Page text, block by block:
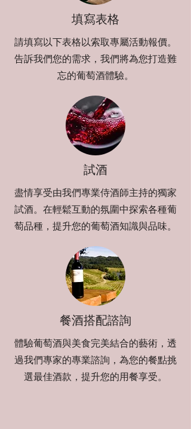
填寫表格
請填寫以下表格以索取專屬活動報價。
告訴我們您的需求，我們將為您打造難
忘的葡萄酒體驗。
試酒
盡情享受由我們專業侍酒師主持的獨家
試酒。在輕鬆互動的氛圍中探索各種葡
萄品種，提升您的葡萄酒知識與品味。
餐酒搭配諮詢
體驗葡萄酒與美食完美結合的藝術，透
過我們專家的專業諮詢，為您的餐點挑
選最佳酒款，提升您的用餐享受。